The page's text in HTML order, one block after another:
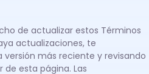
de actualizar estos Términos
actualizaciones, te
más reciente y revisando
esta página. Las